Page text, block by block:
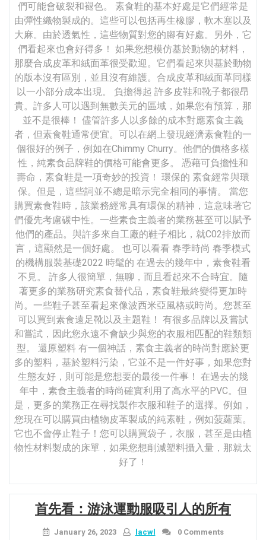
們可能會破裂和褪色。 素食鞋的基本好處是它們經常是
由彈性織物製成的。這些可以包括再生橡膠，軟木塞以及
大麻。由於透氣性，這些物質對您的腳有好處。另外，它
們看起來也會好得多！ 如果您想模仿基於動物的材料，
那麼合成皮革和絨面革很受歡迎。它們看起來與基於動物
的版本沒有區別，並且沒有維護。合成皮革和絨面革同樣
以一小部分成本出現。 負擔得起 許多皮鞋和靴子都很昂
貴。許多人可以遇到無數美元的區域，如果您有預算，那
並不是很棒！ 儘管許多人以多餘的成本對應素食主義
者，但素食鞋通常便宜。可以在網上發現經濟素食鞋的一
個很好的例子，例如在Chimmy Churry。他們的價格多樣
性，純素食品牌鞋的價格可能會更多。 憑藉可負擔性和
壽命，素食鞋是一項奇妙的投資！ 環保的 素食經常與環
保。但是，這些詞並不總是暗示完全相同的事情。 當您
購買素食鞋時，該業務經常具有環保的精神，這意味著它
們優先考慮碳中性。一些素食主義者的業務甚至可以賦予
他們的產品。與許多來自工廠的鞋子相比，就C02排放而
言，這顯然是一個好處。 也可以看看 春季時尚 春季模式
的機構服裝基礎2022 時髦的 在過去的幾年中，素食鞋看
不見。 許多人很簡單，無聊，而且看起來不合時宜。隨
著更多的業務研究素食替代品，素食鞋最終變得更加時
尚。一些鞋子甚至看起來像波西米亞風格或時尚。您甚至
可以買到素食遠足靴以及主題鞋！ 有很多品牌以及嘗試
和嘗試，因此您永遠不會缺少與您的衣服相匹配的鞋類類
型。 還原塑料 有一個神話，素食主義者的時尚對應於更
多的塑料，基於塑料污染，它並不是一件好事，如果您對
生態友好，則可能是您想要的最後一件事！ 在過去的幾
年中，素食主義者的時尚確實利用了高水平的PVC。但
是，更多的業務正在尋找製作衣服和鞋子的選擇。例如，
您現在可以購買由植物皮革製成的純素鞋，例如菠蘿葉。
它也不會停止鞋子！您可以購買袋子，衣服，甚至是由植
物性材料製成的床單，如果您想削減塑料攝入量，那就太
好了！
首先看：游泳運動服吸引人的所有
January 26, 2023 lacwl 0 Comments